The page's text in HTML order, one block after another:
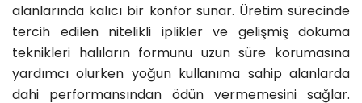
alanlarında kalıcı bir konfor sunar. Üretim sürecinde
tercih edilen nitelikli iplikler ve gelişmiş dokuma
teknikleri halıların formunu uzun süre korumasına
yardımcı olurken yoğun kullanıma sahip alanlarda
dahi performansından ödün vermemesini sağlar.